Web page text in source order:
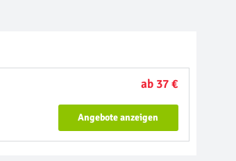
ab 37 €
Angebote anzeigen